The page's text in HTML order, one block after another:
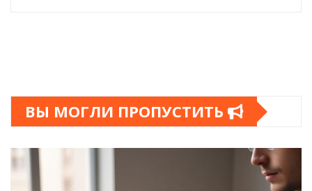
ВЫ МОГЛИ ПРОПУСТИТЬ